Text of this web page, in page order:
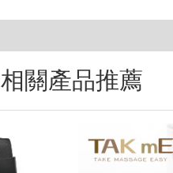
相關產品推薦